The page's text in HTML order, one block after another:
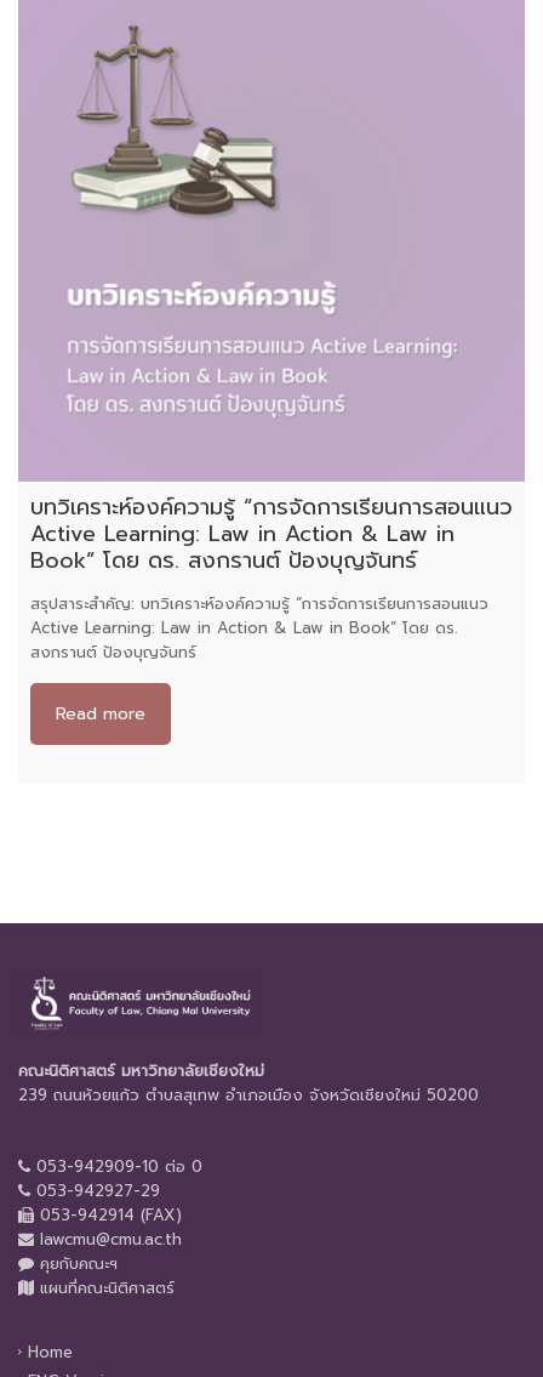
บทวิเคราะห์องค์ความรู้ “การจัดการเรียนการสอนแนว
Active Learning: Law in Action & Law in
Book” โดย ดร. สงกรานต์ ป้องบุญจันทร์
สรุปสาระสำคัญ: บทวิเคราะห์องค์ความรู้ “การจัดการเรียนการสอนแนว
Active Learning: Law in Action & Law in Book” โดย ดร.
สงกรานต์ ป้องบุญจันทร์
Read more
คณะนิติศาสตร์ มหาวิทยาลัยเชียงใหม่
239 ถนนห้วยแก้ว ตำบลสุเทพ อำเภอเมือง จังหวัดเชียงใหม่ 50200
053-942909-10 ต่อ 0
053-942927-29
053-942914 (FAX)
lawcmu@cmu.ac.th
คุยกับคณะฯ
แผนที่คณะนิติศาสตร์
Home